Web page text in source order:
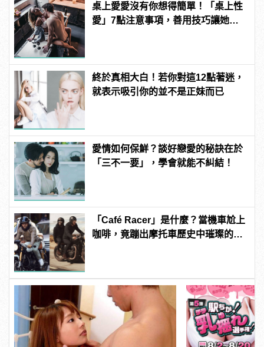
桌上愛愛沒有你想得簡單！「桌上性
愛」7點注意事項，善用技巧讓她爽
終於真相大白！若你對這12點著迷，
就表示吸引你的並不是正妹而已
愛情如何保鮮？談好戀愛的秘訣在於
「三不一要」，學會就能不糾結！
「Café Racer」是什麼？當機車尬上
咖啡，竟蹦出摩托車歷史中璀璨的火